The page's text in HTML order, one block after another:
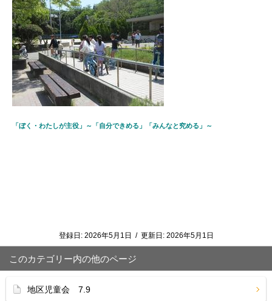
「ぼく・わたしが主役」～「自分できめる」「みんなと究める」～
登録日: 2026年5月1日 / 更新日: 2026年5月1日
このカテゴリー内の他のページ
地区児童会 7.9